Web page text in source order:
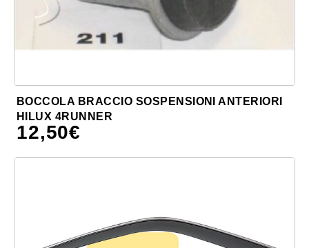
BOCCOLA BRACCIO SOSPENSIONI ANTERIORI
HILUX 4RUNNER
12,50€